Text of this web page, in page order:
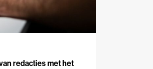
redacties met het